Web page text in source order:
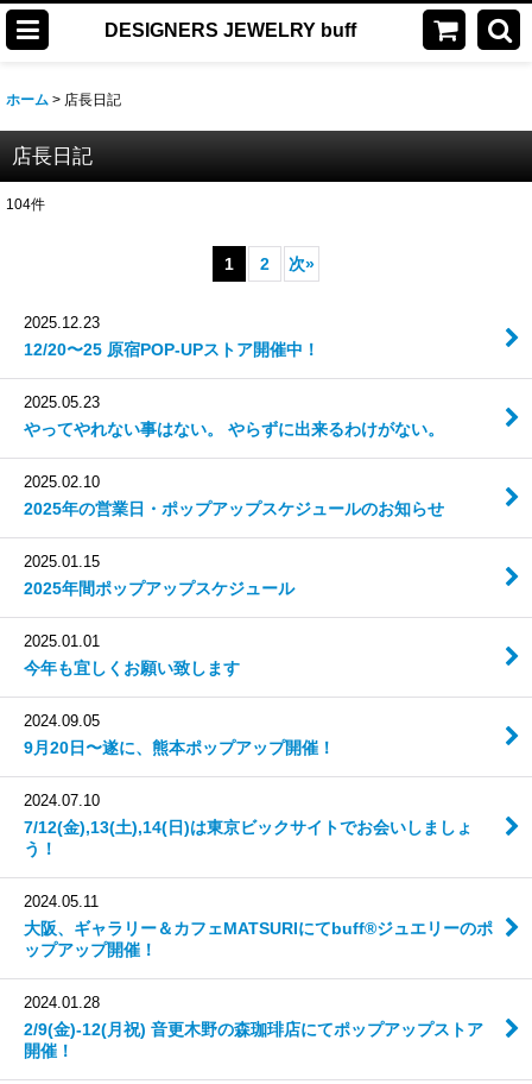
DESIGNERS JEWELRY buff
ホーム > 店長日記
店長日記
104件
1 2 次»
2025.12.23
12/20〜25 原宿POP-UPストア開催中！
2025.05.23
やってやれない事はない。 やらずに出来るわけがない。
2025.02.10
2025年の営業日・ポップアップスケジュールのお知らせ
2025.01.15
2025年間ポップアップスケジュール
2025.01.01
今年も宜しくお願い致します
2024.09.05
9月20日〜遂に、熊本ポップアップ開催！
2024.07.10
7/12(金),13(土),14(日)は東京ビックサイトでお会いしましょ
う！
2024.05.11
大阪、ギャラリー＆カフェMATSURIにてbuff®ジュエリーのポ
ップアップ開催！
2024.01.28
2/9(金)-12(月祝) 音更木野の森珈琲店にてポップアップストア
開催！